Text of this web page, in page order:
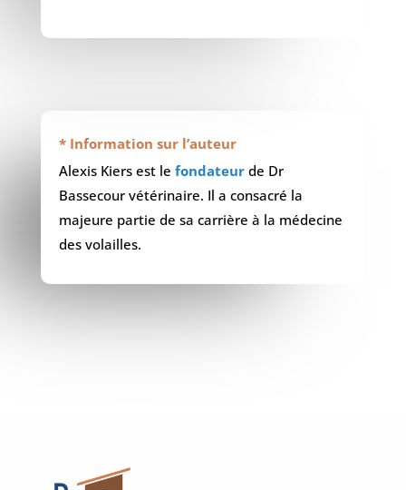
* Information sur l’auteur
Alexis Kiers est le fondateurde Dr
Bassecour vétérinaire. Il a consacré la
majeure partie de sa carrière à la médecine
des volailles.